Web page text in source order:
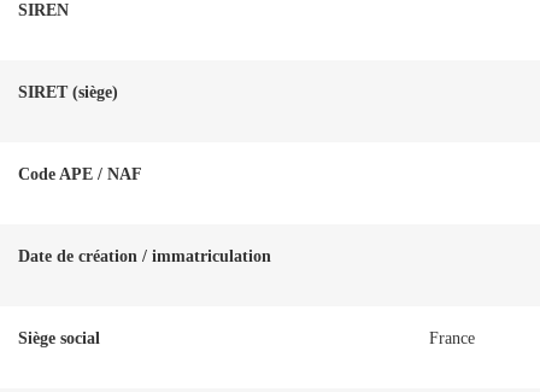
SIREN
SIRET (siège)
Code APE / NAF
Date de création / immatriculation
Siège social France